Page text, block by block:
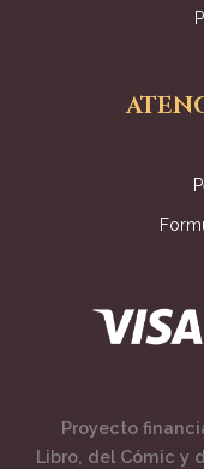
Proyecto
Libro, del Cómic y